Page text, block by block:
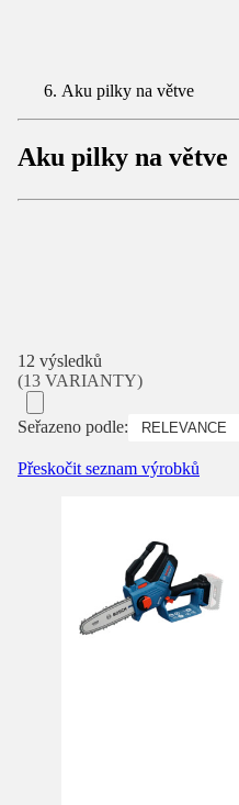
Aku pilky na větve
Aku pilky na větve
12 výsledků
(13 VARIANTY)
Seřazeno podle:
Přeskočit seznam výrobků